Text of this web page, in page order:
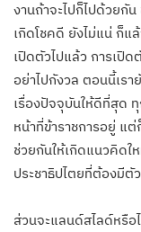
งานถ้าจะไปก็ไปด้วยกั
เกิดโชคดี ยังไม่แน่ ก็แ
เปิดตัวไปแล้ว การเปิด
อย่าไปกังวล ตอนนี้เร
เรื่องปัจจุบันให้ดีที่สุด ทุ
หน้าที่ข้าราชการอยู่ แ
ช่วยกันให้เกิดแนวคิด
ประชาธิปไตยที่ต้องมีตั
ส่วนจะแลนด์สไลด์หรือ